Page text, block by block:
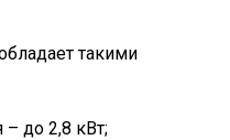
такими
до 2,8 кВт;